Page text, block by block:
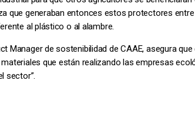
que generaban entonces estos protectores
al plástico o al alambre.
Manager de sostenibilidad de CAAE, asegura
que están realizando las empresas
sector”.